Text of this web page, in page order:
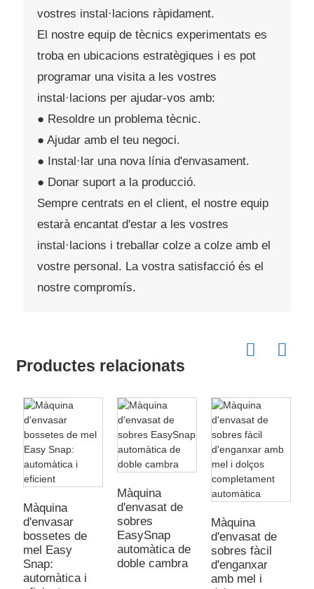
vostres instal·lacions ràpidament.
El nostre equip de tècnics experimentats es
troba en ubicacions estratègiques i es pot
programar una visita a les vostres
instal·lacions per ajudar-vos amb:
● Resoldre un problema tècnic.
● Ajudar amb el teu negoci.
● Instal·lar una nova línia d'envasament.
● Donar suport a la producció.
Sempre centrats en el client, el nostre equip
estarà encantat d'estar a les vostres
instal·lacions i treballar colze a colze amb el
vostre personal. La vostra satisfacció és el
nostre compromís.
Productes relacionats
Màquina
d'envasar
bossetes de
mel Easy
Snap:
automàtica i
Màquina
d'envasat de
sobres
EasySnap
automàtica de
doble cambra
Màquina
d'envasat de
sobres fàcil
d'enganxar
amb mel i